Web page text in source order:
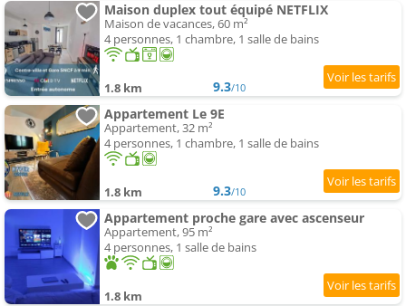
Maison duplex tout équipé NETFLIX
Maison de vacances, 60 m²
4 personnes, 1 chambre, 1 salle de bains
1.8 km 9.3/10
Appartement Le 9E
Appartement, 32 m²
4 personnes, 1 chambre, 1 salle de bains
1.8 km 9.3/10
Appartement proche gare avec ascenseur
Appartement, 95 m²
4 personnes, 1 salle de bains
1.8 km